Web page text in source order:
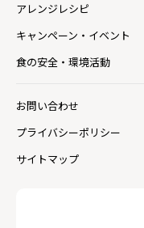
アレンジレシピ
キャンペーン・イベント
食の安全・環境活動
お問い合わせ
プライバシーポリシー
サイトマップ